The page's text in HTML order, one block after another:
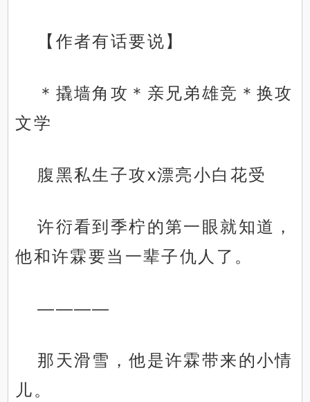
【作者有话要说】
＊撬墙角攻＊亲兄弟雄竞＊换攻
文学
腹黑私生子攻x漂亮小白花受
许衍看到季柠的第一眼就知道，
他和许霖要当一辈子仇人了。
————
那天滑雪，他是许霖带来的小情
儿。